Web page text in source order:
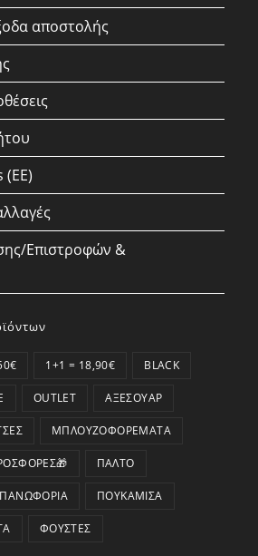
αποστολής
(ΕΕ)
Επιστροφών &
1+1 = 18,90€ BLACK
OUTLET ΑΞΕΣΟΥΆΡ
ΜΠΛΟΥΖΟΦΟΡΈΜΑΤΑ
ΠΑΛΤΌ
ΠΑΝΩΦΌΡΙΑ ΠΟΥΚΆΜΙΣΑ
ΦΟΎΣΤΕΣ